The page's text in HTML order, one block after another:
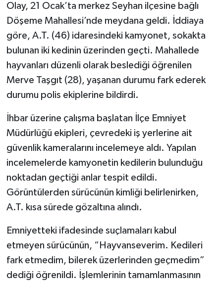
Olay, 21 Ocak’ta merkez Seyhan ilçesine bağlı
Döşeme Mahallesi’nde meydana geldi. İddiaya
göre, A.T. (46) idaresindeki kamyonet, sokakta
bulunan iki kedinin üzerinden geçti. Mahallede
hayvanları düzenli olarak beslediği öğrenilen
Merve Taşgıt (28), yaşanan durumu fark ederek
durumu polis ekiplerine bildirdi.
İhbar üzerine çalışma başlatan İlçe Emniyet
Müdürlüğü ekipleri, çevredeki iş yerlerine ait
güvenlik kameralarını incelemeye aldı. Yapılan
incelemelerde kamyonetin kedilerin bulunduğu
noktadan geçtiği anlar tespit edildi.
Görüntülerden sürücünün kimliği belirlenirken,
A.T. kısa sürede gözaltına alındı.
Emniyetteki ifadesinde suçlamaları kabul
etmeyen sürücünün, “Hayvanseverim. Kedileri
fark etmedim, bilerek üzerlerinden geçmedim”
dediği öğrenildi. İşlemlerinin tamamlanmasının